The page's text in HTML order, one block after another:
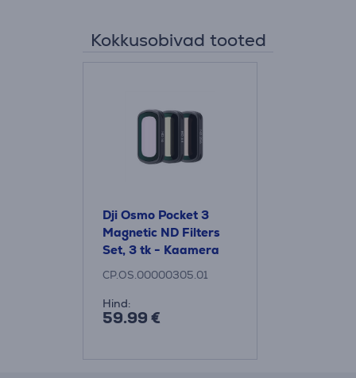
Kokkusobivad tooted
Dji Osmo Pocket 3
Magnetic ND Filters
Set, 3 tk - Kaamera
tarvik
CP.OS.00000305.01
Hind:
59.99 €